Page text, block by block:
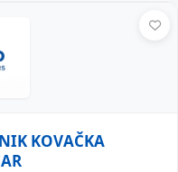
KOVAČKA